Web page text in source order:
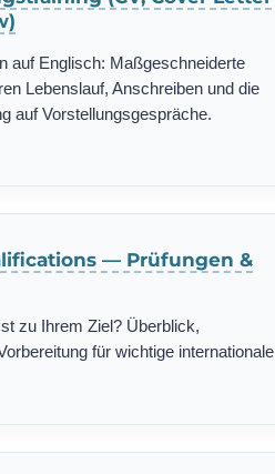
auf Englisch: Maßgeschneiderte
Lebenslauf, Anschreiben und die
auf Vorstellungsgespräche.
— Prüfungen &
zu Ihrem Ziel? Überblick,
für wichtige internationale